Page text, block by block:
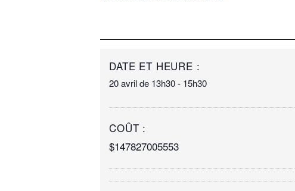
DATE ET HEURE :
20 avrilde 13h30- 15h30
COÛT :
$147827005553